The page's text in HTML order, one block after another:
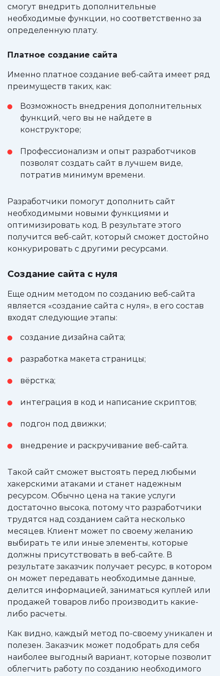
смогут внедрить дополнительные
необходимые функции, но соответственно за
определенную плату.
Платное создание сайта
Именно платное создание веб-сайта имеет ряд
преимуществ таких, как:
Возможность внедрения дополнительных
функций, чего вы не найдете в
конструкторе;
Профессионализм и опыт разработчиков
позволят создать сайт в лучшем виде,
потратив минимум времени.
Разработчики помогут дополнить сайт
необходимыми новыми функциями и
оптимизировать код. В результате этого
получится веб-сайт, который сможет достойно
конкурировать с другими ресурсами.
Создание сайта с нуля
Еще одним методом по созданию веб-сайта
является «создание сайта с нуля», в его состав
входят следующие этапы:
создание дизайна сайта;
разработка макета страницы;
вёрстка;
интеграция в код и написание скриптов;
подгон под движки;
внедрение и раскручивание веб-сайта.
Такой сайт сможет выстоять перед любыми
хакерскими атаками и станет надежным
ресурсом. Обычно цена на такие услуги
достаточно высока, потому что разработчики
трудятся над созданием сайта несколько
месяцев. Клиент может по своему желанию
выбирать те или иные элементы, которые
должны присутствовать в веб-сайте. В
результате заказчик получает ресурс, в котором
он может передавать необходимые данные,
делится информацией, заниматься куплей или
продажей товаров либо производить какие-
либо расчеты.
Как видно, каждый метод по-своему уникален и
полезен. Заказчик может подобрать для себя
наиболее выгодный вариант, которые позволит
облегчить работу по созданию необходимого